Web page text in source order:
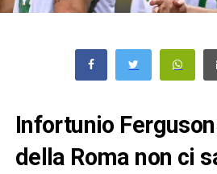
Infortunio
della Roma non ci